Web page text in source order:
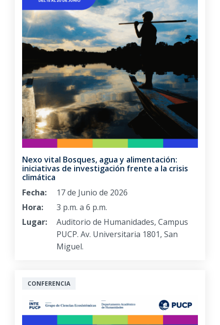
Nexo vital Bosques, agua y alimentación:
iniciativas de investigación frente a la crisis
climática
Fecha:
17 de Junio de 2026
Hora:
3 p.m. a 6 p.m.
Lugar:
Auditorio de Humanidades, Campus
PUCP. Av. Universitaria 1801, San
Miguel.
CONFERENCIA